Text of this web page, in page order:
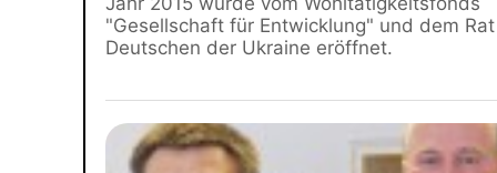
"Gesellschaft für Entwicklung" und dem
Deutschen der Ukraine eröffnet.